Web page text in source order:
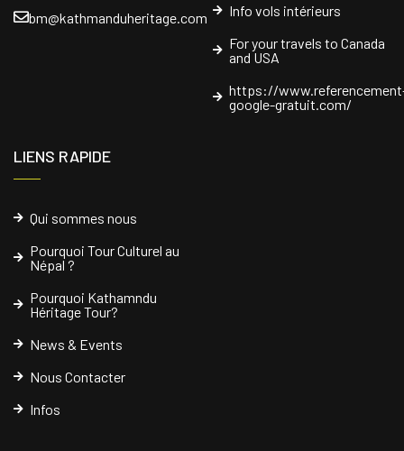
bm@kathmanduheritage.com
Info vols intérieurs
For your travels to Canada
and USA
https://
google-gratuit.com/
LIENS RAPIDE
Qui sommes nous
Pourquoi Tour Culturel au
Népal ?
Pourquoi Kathamndu
Héritage Tour?
News & Events
Nous Contacter
Infos